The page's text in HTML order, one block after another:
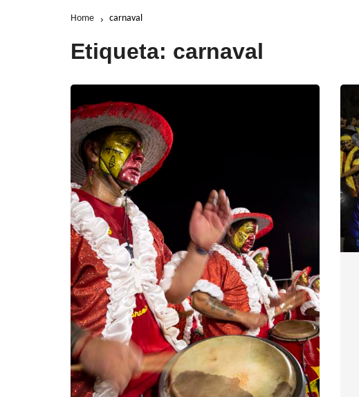
Home carnaval
Etiqueta: carnaval